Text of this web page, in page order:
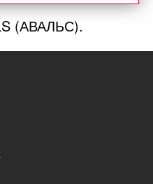
(АВАЛЬС).